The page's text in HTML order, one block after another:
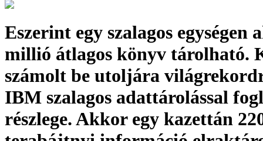
Eszerint egy szalagos egységen
millió átlagos könyv tárolható.
számolt be utoljára
IBM szalagos adattárolással
részlege. Akkor egy kazettán